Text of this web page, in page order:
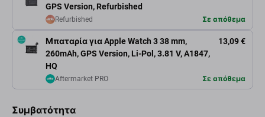
GPS Version, Refurbished
Refurbished Σε απόθεμα
Μπαταρία για Apple Watch 3 38 mm,
260mAh, GPS Version, Li-Pol, 3.81 V, A1847,
HQ
13,09 €
Aftermarket PRO Σε απόθεμα
Συμβατότητα